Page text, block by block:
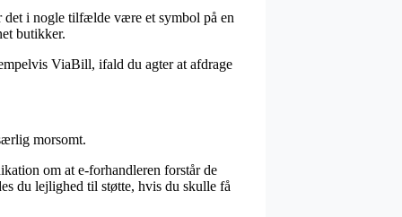
det i nogle tilfælde være et symbol på en
butikker.
ViaBill, ifald du agter at afdrage
morsomt.
om at e-forhandleren forstår de
du lejlighed til støtte, hvis du skulle få